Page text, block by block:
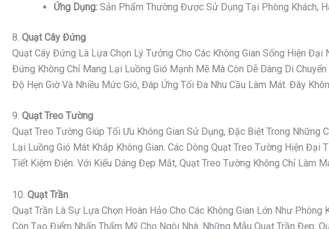
Ứng Dụng: Sản Phẩm Thường Được Sử Dụng Tại Phòng Khách,
8. Quạt Cây Đứng
Quạt Cây Đứng Là Lựa Chọn Lý Tưởng Cho Các Không Gian Sống Hiện
Đứng Không Chỉ Mang Lại Luồng Gió Mạnh Mẽ Mà Còn Dễ Dàng Di
Độ Hẹn Giờ Và Nhiều Mức Gió, Đáp Ứng Tối Đa Nhu Cầu Làm Mát. Đây
9. Quạt Treo Tường
Quạt Treo Tường Giúp Tối Ưu Không Gian Sử Dụng, Đặc Biệt Trong Những
Lại Luồng Gió Mát Khắp Không Gian. Các Dòng Quạt Treo Tường Hiện
Tiết Kiệm Điện. Với Kiểu Dáng Đẹp Mắt, Quạt Treo Tường Không Chỉ Làm
10. Quạt Trần
Quạt Trần Là Sự Lựa Chọn Hoàn Hảo Cho Các Không Gian Lớn Như
Còn Tạo Điểm Nhấn Thẩm Mỹ Cho Ngôi Nhà. Những Mẫu Quạt Trần Đẹp,